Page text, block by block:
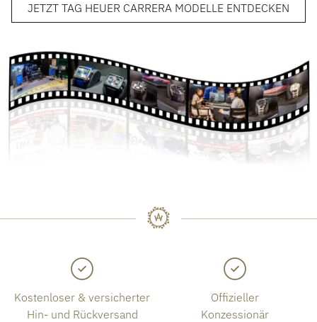
JETZT TAG HEUER CARRERA MODELLE ENTDECKEN
Kostenloser & versicherter
Hin- und Rückversand
Offizieller
Konzessionär